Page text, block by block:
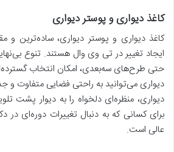
کاغذ دیواری و پوستر دیواری
کاغذ دیواری و پوستر دیواری، ساده‌ترین و
ایجاد تغییر در تی وی وال هستند. تنوع
حتی طرح‌های سه‌بعدی، امکان انتخاب
دیواری می‌توانید به راحتی فضایی متفاوت و
دیواری، منظره‌ای دلخواه را به دیوار پشت
برای کسانی که به دنبال تغییرات دوره‌ای در
عالی است.